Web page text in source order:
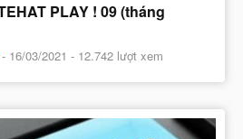
PLAY ! 09 (tháng
- 16/03/2021 - 12.742 lượt xem